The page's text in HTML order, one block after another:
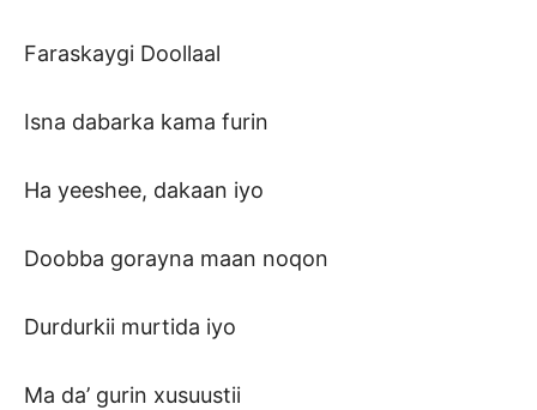
Faraskaygi Doollaal
Isna dabarka kama furin
Ha yeeshee, dakaan iyo
Doobba gorayna maan noqon
Durdurkii murtida iyo
Ma da’ gurin xusuustii